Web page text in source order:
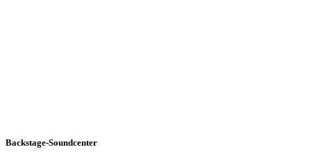
Backstage-Soundcenter